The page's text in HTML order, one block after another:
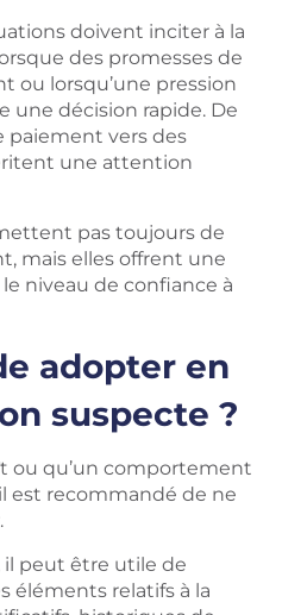
doivent inciter à la
des promesses de
ou lorsqu’une pression
une décision rapide. De
paiement vers des
une attention
pas toujours de
mais elles offrent une
niveau de confiance à
adopter en
suspecte ?
ou qu’un comportement
est recommandé de ne
peut être utile de
éléments relatifs à la